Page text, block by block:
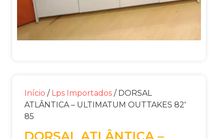
Início / Lps Importados / DORSAL
ATLÂNTICA – ULTIMATUM OUTTAKES 82′
85
DORSAL ATLÂNTICA –